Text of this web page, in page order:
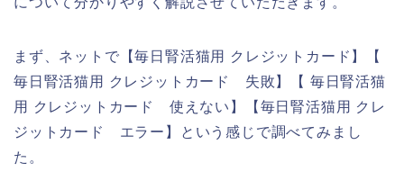
まず、ネットで【毎日腎活猫用 クレジットカード】【
毎日腎活猫用 クレジットカード 失敗】【 毎日腎活猫
用 クレジットカード 使えない】【毎日腎活猫用 クレ
ジットカード エラー】という感じで調べてみまし
た。